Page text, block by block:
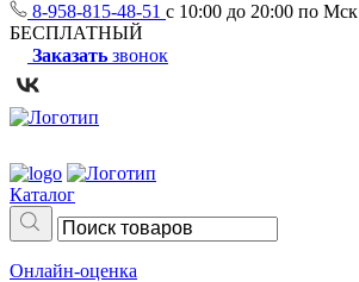
8-958-815-48-51 с 10:00 до 20:00 по Мск
БЕСПЛАТНЫЙ
Заказать звонок
Каталог
Онлайн-оценка